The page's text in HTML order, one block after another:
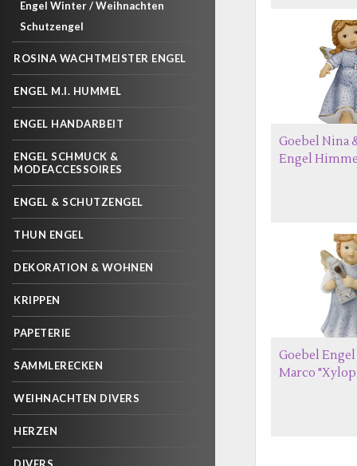
Engel Winter / Weihnachten
Schutzengel
ROSINA WACHTMEISTER ENGEL
ENGEL M.I. HUMMEL
ENGEL HANDARBEIT
ENGEL SCHMUCK &
MODEACCESSOIRES
ENGEL & SCHUTZENGEL
THUN ENGEL
DEKORATION & WOHNEN
KRIPPEN
PAPETERIE
SAMMLERECKEN
WEIHNACHTEN DIVERS
HERZEN
Goebel Nina
Engel
Goebel
Marco